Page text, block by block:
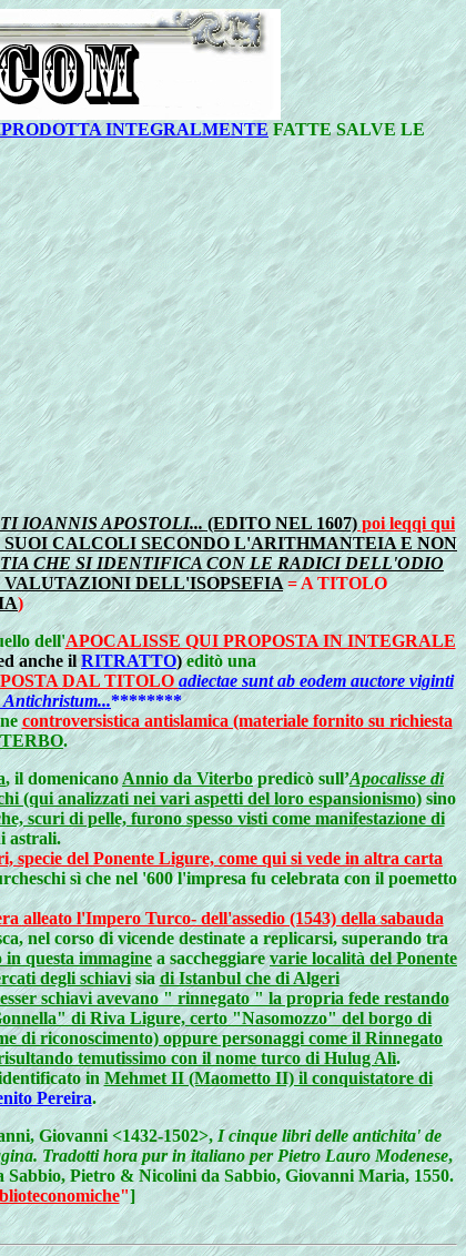
INTEGRALMENTEFATTE SALVE LE
IOANNIS APOSTOLI... (EDITO NEL 1607)poi leqqi qui
SUOI CALCOLI SECONDO L'ARITHMANTEIA E NON
CHE SI IDENTIFICA CON LE RADICI DELL'ODIO
VALUTAZIONI DELL'ISOPSEFIA = A TITOLO
)
dell'APOCALISSE QUI PROPOSTA IN INTEGRALE
anche ilRITRATTO)editò una
DAL TITOLO adiectae sunt ab eodem auctore viginti
Antichristum...********
controversistica antislamica (materiale fornito su richiesta
.
, il domenicanoAnnio da Viterbopredicò sull’Apocalisse di
(qui analizzati nei vari aspetti del loro espansionismo)sino
scuri di pelle, furono spesso visti come manifestazione di
astrali.
specie del Ponente Ligure, come qui si vede in altra carta
sì che nel '600 l'impresa fu celebrata con il poemetto
alleato l'Impero Turco- dell'assedio (1543) della sabauda
nel corso di vicende destinate a replicarsi, superando tra
in questa immaginea saccheggiarevarie località del Ponente
degli schiavisiadi Istanbul che di Algeri
schiavi avevano " rinnegato " la propria fede restando
di Riva Ligure, certo "Nasomozzo" del borgo di
di riconoscimento) oppure personaggi come il Rinnegato
temutissimo con il nome turco di Hulug Alì.
inMehmet II (Maometto II) il conquistatore di
Pereira.
Giovanni <1432-1502>,I cinque libri delle antichita' de
Tradotti hora pur in italiano per Pietro Lauro Modenese,
Pietro & Nicolini da Sabbio, Giovanni Maria, 1550.
"]